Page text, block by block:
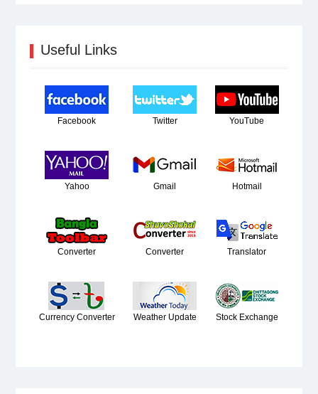
Useful Links
Facebook Twitter YouTube
Yahoo Gmail Hotmail
Converter Converter Translator
Currency Converter Weather Update Stock Exchange